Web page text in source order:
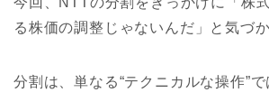
る株価の調整じゃないんだ」と気づ
分割は、単なる“テクニカルな操作”で